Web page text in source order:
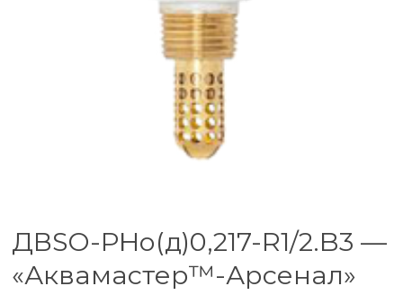
ДВSО-РНо(д)0,217-R1/2.B3 —
«Аквамастер™-Арсенал»